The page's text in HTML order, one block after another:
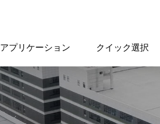
アプリケーション クイック選択